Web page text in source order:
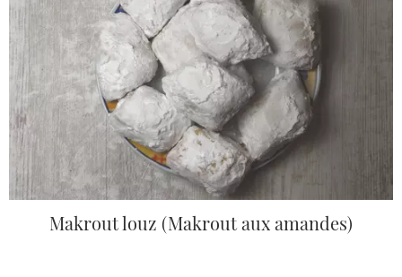
Makrout louz (Makrout aux amandes)